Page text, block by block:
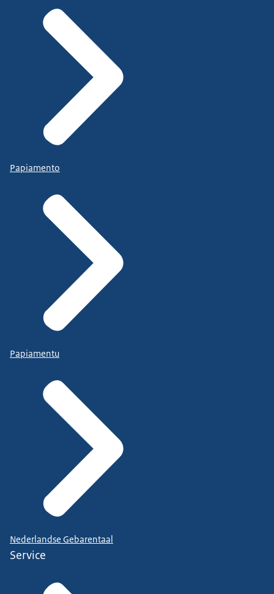
Papiamento
Papiamentu
Nederlandse Gebarentaal
Service